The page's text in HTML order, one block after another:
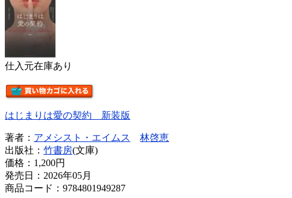
仕入元在庫あり
はじまりは愛の契約 新装版
著者： アメシスト・エイムス
林啓恵
出版社： 竹書房(文庫)
価格： 1,200円
発売日：2026年05月
商品コード：9784801949287